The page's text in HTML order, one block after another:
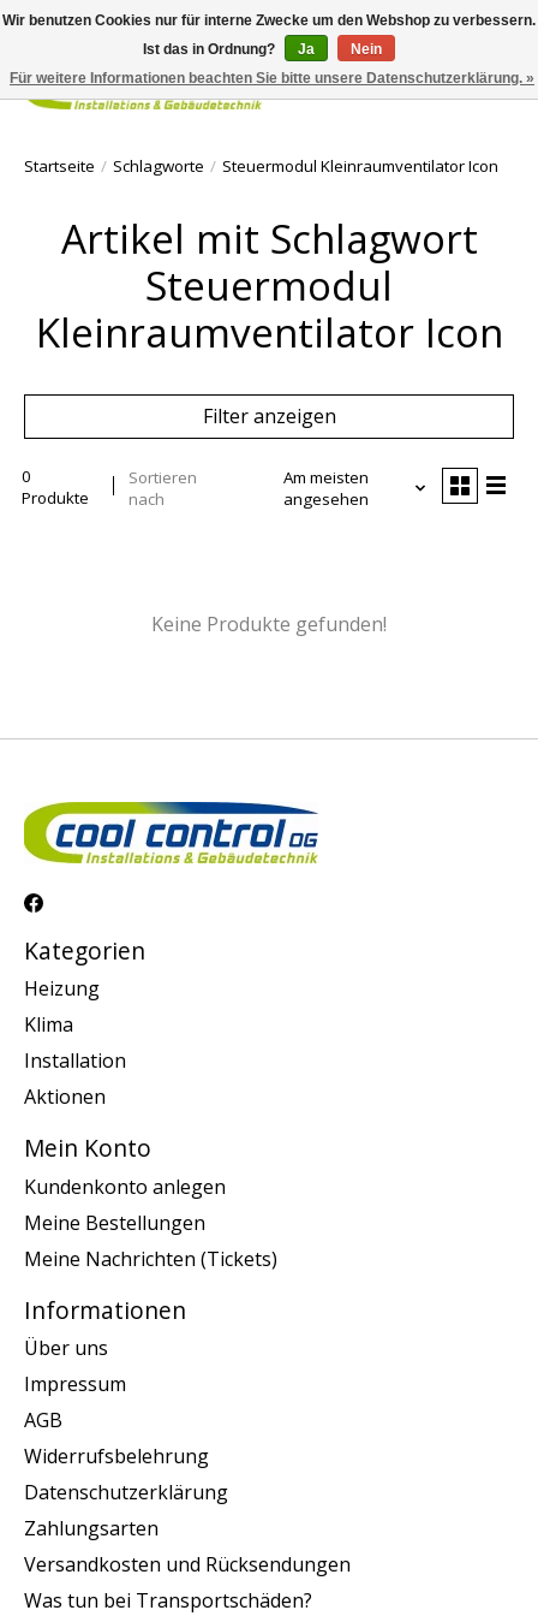
Ihr
Startseite / Schlagworte / Steuermodul Kleinraumventilator Icon
Artikel mit Schlagwort
Steuermodul
Kleinraumventilator Icon
Filter anzeigen
0
Produkte
Sortieren
nach
Am meisten
angesehen
Keine Produkte gefunden!
Kategorien
Heizung
Klima
Installation
Aktionen
Mein Konto
Kundenkonto anlegen
Meine Bestellungen
Meine Nachrichten (Tickets)
Informationen
Über uns
Impressum
AGB
Widerrufsbelehrung
Datenschutzerklärung
Zahlungsarten
Versandkosten und Rücksendungen
Was tun bei Transportschäden?
Wir benutzen Cookies nur für interne Zwecke um den Webshop zu verbessern.
Ist das in Ordnung?
Ja
Nein
Für weitere Informationen beachten Sie bitte unsere Datenschutzerklärung. »